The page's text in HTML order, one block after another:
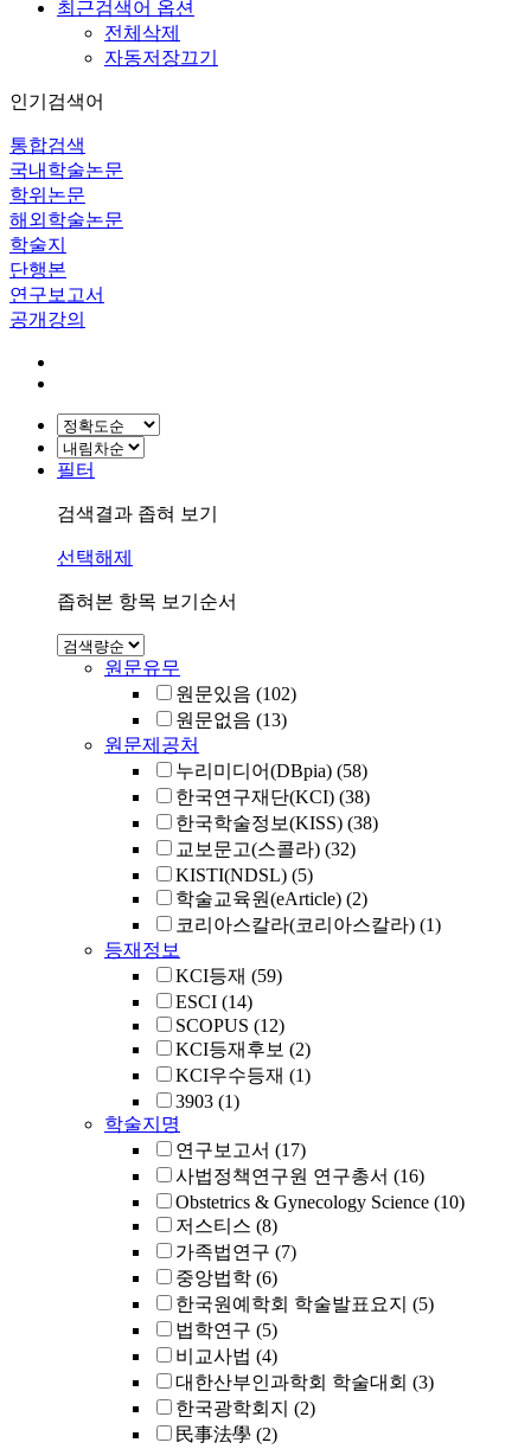
최근검색어 옵션
전체삭제
자동저장끄기
인기검색어
통합검색
국내학술논문
학위논문
해외학술논문
학술지
단행본
연구보고서
공개강의
필터
검색결과 좁혀 보기
선택해제
좁혀본 항목 보기순서
원문유무
원문있음 (102)
원문없음 (13)
원문제공처
누리미디어(DBpia) (58)
한국연구재단(KCI) (38)
한국학술정보(KISS) (38)
교보문고(스콜라) (32)
KISTI(NDSL) (5)
학술교육원(eArticle) (2)
코리아스칼라(코리아스칼라) (1)
등재정보
KCI등재 (59)
ESCI (14)
SCOPUS (12)
KCI등재후보 (2)
KCI우수등재 (1)
3903 (1)
학술지명
연구보고서 (17)
사법정책연구원 연구총서 (16)
Obstetrics & Gynecology Science (10)
저스티스 (8)
가족법연구 (7)
중앙법학 (6)
한국원예학회 학술발표요지 (5)
법학연구 (5)
비교사법 (4)
대한산부인과학회 학술대회 (3)
한국광학회지 (2)
民事法學 (2)